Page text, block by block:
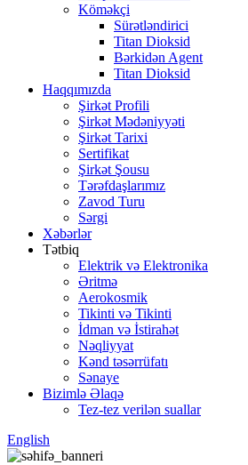
Köməkçi
Sürətləndirici
Titan Dioksid
Bərkidən Agent
Titan Dioksid
Haqqımızda
Şirkət Profili
Şirkət Mədəniyyəti
Şirkət Tarixi
Sertifikat
Şirkət Şousu
Tərəfdaşlarımız
Zavod Turu
Sərgi
Xəbərlər
Tətbiq
Elektrik və Elektronika
Əritmə
Aerokosmik
Tikinti və Tikinti
İdman və İstirahət
Nəqliyyat
Kənd təsərrüfatı
Sənaye
Bizimlə Əlaqə
Tez-tez verilən suallar
English